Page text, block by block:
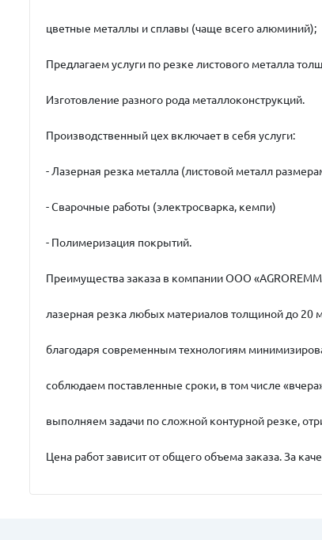
цветные металлы и сплавы (чаще всего алюминий);
Предлагаем услуги по резке листового металла
Изготовление разного рода металлоконструкций.
Производственный цех включает в себя услуги:
- Лазерная резка металла (листовой металл
- Сварочные работы (электросварка, кемпи)
- Полимеризация покрытий.
Преимущества заказа в компании ООО
лазерная резка любых материалов толщиной до
благодаря современным технологиям
соблюдаем поставленные сроки, в том числе
выполняем задачи по сложной контурной резке,
Цена работ зависит от общего объема заказа. За